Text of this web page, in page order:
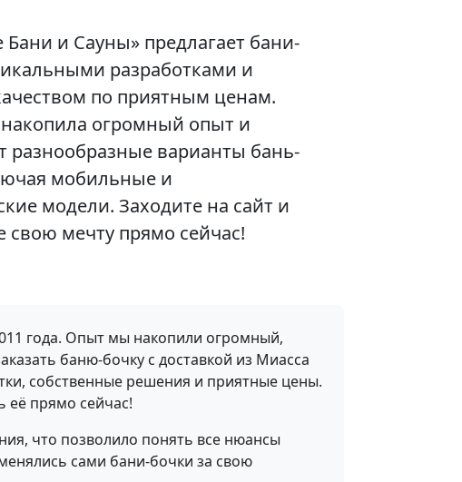
Бани и Сауны» предлагает бани-
разработками и
по приятным ценам.
огромный опыт и
разнообразные варианты бань-
мобильные и
модели. Заходите на сайт и
свою мечту прямо сейчас!
года. Опыт мы накопили огромный,
баню-бочку с доставкой из Миасса
собственные решения и приятные цены.
её прямо сейчас!
что позволило понять все нюансы
сами бани-бочки за свою